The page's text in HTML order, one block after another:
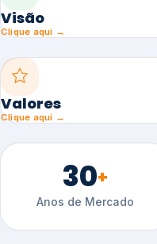
Visão
Clique aqui →
Valores
Clique aqui →
30+
Anos de Mercado